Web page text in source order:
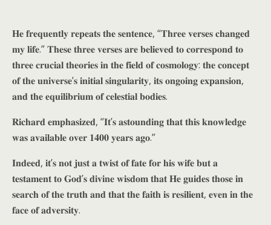
𝐇𝐞 𝐟𝐫𝐞𝐪𝐮𝐞𝐧𝐭𝐥𝐲 𝐫𝐞𝐩𝐞𝐚𝐭𝐬 𝐭𝐡𝐞 𝐬𝐞𝐧𝐭𝐞𝐧𝐜𝐞, “𝐓𝐡𝐫𝐞𝐞 𝐯𝐞𝐫𝐬𝐞𝐬 𝐜𝐡𝐚𝐧𝐠𝐞𝐝
𝐦𝐲 𝐥𝐢𝐟𝐞.” 𝐓𝐡𝐞𝐬𝐞 𝐭𝐡𝐫𝐞𝐞 𝐯𝐞𝐫𝐬𝐞𝐬 𝐚𝐫𝐞 𝐛𝐞𝐥𝐢𝐞𝐯𝐞𝐝 𝐭𝐨 𝐜𝐨𝐫𝐫𝐞𝐬𝐩𝐨𝐧𝐝 𝐭𝐨
𝐭𝐡𝐫𝐞𝐞 𝐜𝐫𝐮𝐜𝐢𝐚𝐥 𝐭𝐡𝐞𝐨𝐫𝐢𝐞𝐬 𝐢𝐧 𝐭𝐡𝐞 𝐟𝐢𝐞𝐥𝐝 𝐨𝐟 𝐜𝐨𝐬𝐦𝐨𝐥𝐨𝐠𝐲: 𝐭𝐡𝐞 𝐜𝐨𝐧𝐜𝐞𝐩𝐭
𝐨𝐟 𝐭𝐡𝐞 𝐮𝐧𝐢𝐯𝐞𝐫𝐬𝐞’𝐬 𝐢𝐧𝐢𝐭𝐢𝐚𝐥 𝐬𝐢𝐧𝐠𝐮𝐥𝐚𝐫𝐢𝐭𝐲, 𝐢𝐭𝐬 𝐨𝐧𝐠𝐨𝐢𝐧𝐠 𝐞𝐱𝐩𝐚𝐧𝐬𝐢𝐨𝐧,
𝐚𝐧𝐝 𝐭𝐡𝐞 𝐞𝐪𝐮𝐢𝐥𝐢𝐛𝐫𝐢𝐮𝐦 𝐨𝐟 𝐜𝐞𝐥𝐞𝐬𝐭𝐢𝐚𝐥 𝐛𝐨𝐝𝐢𝐞𝐬.
𝐑𝐢𝐜𝐡𝐚𝐫𝐝 𝐞𝐦𝐩𝐡𝐚𝐬𝐢𝐳𝐞𝐝, “𝐈𝐭’𝐬 𝐚𝐬𝐭𝐨𝐮𝐧𝐝𝐢𝐧𝐠 𝐭𝐡𝐚𝐭 𝐭𝐡𝐢𝐬 𝐤𝐧𝐨𝐰𝐥𝐞𝐝𝐠𝐞
𝐰𝐚𝐬 𝐚𝐯𝐚𝐢𝐥𝐚𝐛𝐥𝐞 𝐨𝐯𝐞𝐫 𝟏𝟒𝟎𝟎 𝐲𝐞𝐚𝐫𝐬 𝐚𝐠𝐨.”
𝐈𝐧𝐝𝐞𝐞𝐝, 𝐢𝐭’𝐬 𝐧𝐨𝐭 𝐣𝐮𝐬𝐭 𝐚 𝐭𝐰𝐢𝐬𝐭 𝐨𝐟 𝐟𝐚𝐭𝐞 𝐟𝐨𝐫 𝐡𝐢𝐬 𝐰𝐢𝐟𝐞 𝐛𝐮𝐭 𝐚
𝐭𝐞𝐬𝐭𝐚𝐦𝐞𝐧𝐭 𝐭𝐨 𝐆𝐨𝐝’𝐬 𝐝𝐢𝐯𝐢𝐧𝐞 𝐰𝐢𝐬𝐝𝐨𝐦 𝐭𝐡𝐚𝐭 𝐇𝐞 𝐠𝐮𝐢𝐝𝐞𝐬 𝐭𝐡𝐨𝐬𝐞 𝐢𝐧
𝐬𝐞𝐚𝐫𝐜𝐡 𝐨𝐟 𝐭𝐡𝐞 𝐭𝐫𝐮𝐭𝐡 𝐚𝐧𝐝 𝐭𝐡𝐚𝐭 𝐭𝐡𝐞 𝐟𝐚𝐢𝐭𝐡 𝐢𝐬 𝐫𝐞𝐬𝐢𝐥𝐢𝐞𝐧𝐭, 𝐞𝐯𝐞𝐧 𝐢𝐧 𝐭𝐡𝐞
𝐟𝐚𝐜𝐞 𝐨𝐟 𝐚𝐝𝐯𝐞𝐫𝐬𝐢𝐭𝐲.